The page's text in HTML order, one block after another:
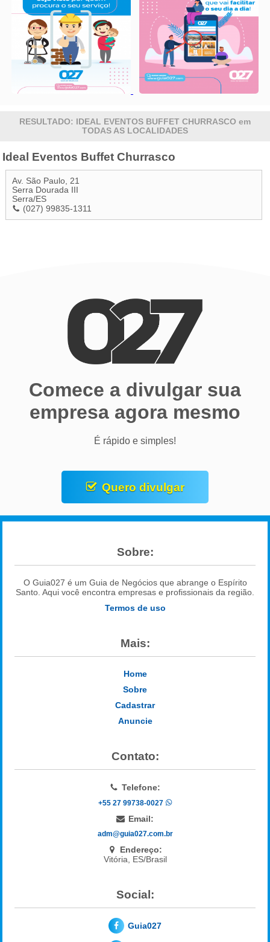
RESULTADO: IDEAL EVENTOS BUFFET CHURRASCO em
TODAS AS LOCALIDADES
Ideal Eventos Buffet Churrasco
Av. São Paulo, 21
Serra Dourada III
Serra/ES
(027) 99835-1311
Comece a divulgar sua
empresa agora mesmo
É rápido e simples!
Quero divulgar
Sobre:
O Guia027 é um Guia de Negócios que abrange o Espírito
Santo. Aqui você encontra empresas e profissionais da região.
Termos de uso
Mais:
Home
Sobre
Cadastrar
Anuncie
Contato:
Telefone:
+55 27 99738-0027
Email:
adm@guia027.com.br
Endereço:
Vitória, ES/Brasil
Social:
Guia027